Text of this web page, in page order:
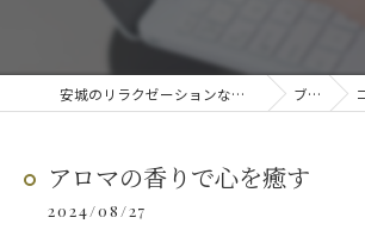
安城のリラクゼーションならAromatherapy salon R ブログ コ
アロマの香りで心を癒す
2024/08/27